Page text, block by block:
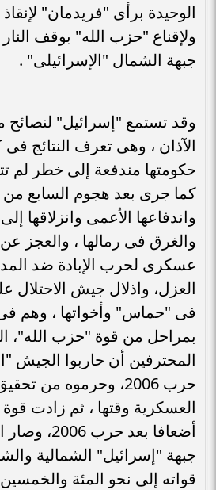
الوحيدة برأى "فريدمان"
ولإقناع "حزب الله" بوقف
جبهة الشمال "الإسرائيلى" .
وقد تستمع "إسرائيل" لنصائح
الآذان ، وهى تعرف النتائج
حكومتها مندفعة إلى خطر لم
كما جرى بعد هجوم السابع من
واندفاعها الأعمى وانزلاقها
والغرق فى رمالها ، والعجز
عسكرى لحرب الإبادة ضد
العزل، واذلال جيش الاحتلال
فى "حماس" وأخواتها ، وهم
بمراحل من قوة "حزب الله"،
المحترفين أن حاربوا الجيش
حرب 2006، وحرموه من
العسكرية وقتها ، ثم زادت
أضعافا بعد
جبهة "إسرائيل" الشمالية
قواته إلى نحو المئة